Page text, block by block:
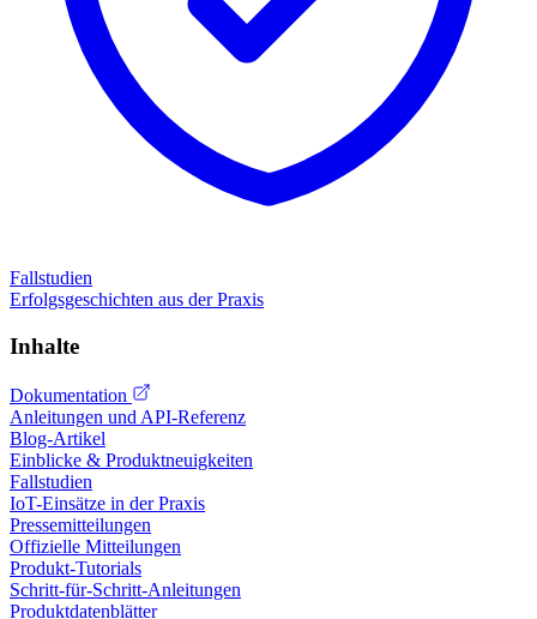
Fallstudien
Erfolgsgeschichten aus der Praxis
Inhalte
Dokumentation
Anleitungen und API-Referenz
Blog-Artikel
Einblicke & Produktneuigkeiten
Fallstudien
IoT-Einsätze in der Praxis
Pressemitteilungen
Offizielle Mitteilungen
Produkt-Tutorials
Schritt-für-Schritt-Anleitungen
Produktdatenblätter